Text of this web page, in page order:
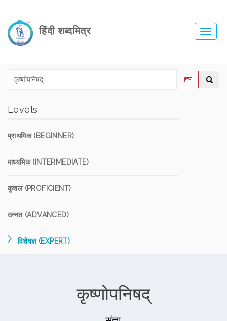
हिंदी शब्दमित्र
Levels
प्राथमिक (BEGINNER)
माध्यमिक (INTERMEDIATE)
कुशल (PROFICIENT)
उन्नत (ADVANCED)
विशेषज्ञ (EXPERT)
कृष्णोपनिषद्